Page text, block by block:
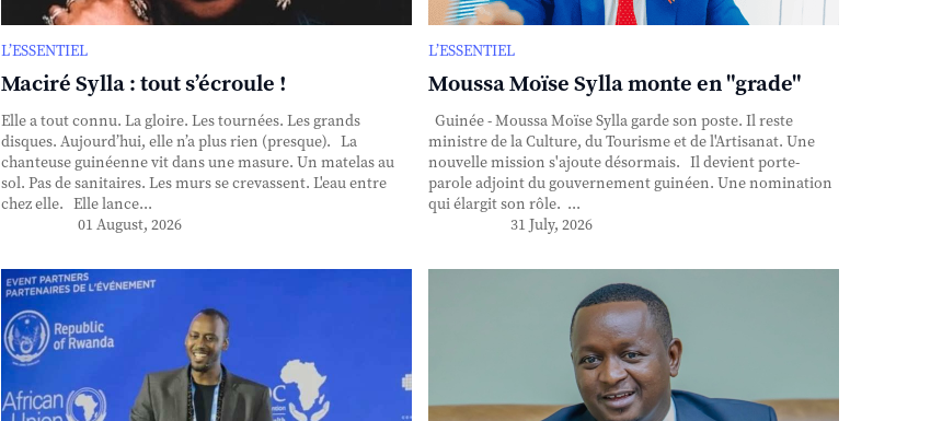
L’ESSENTIEL
Maciré Sylla : tout s’écroule !
Elle a tout connu. La gloire. Les tournées. Les grands
disques. Aujourd’hui, elle n’a plus rien (presque). La
chanteuse guinéenne vit dans une masure. Un matelas au
sol. Pas de sanitaires. Les murs se crevassent. L'eau entre
chez elle. Elle lance...
01 August, 2026
L’ESSENTIEL
Moussa Moïse Sylla monte en "grade"
Guinée - Moussa Moïse Sylla garde son poste. Il reste
ministre de la Culture, du Tourisme et de l'Artisanat. Une
nouvelle mission s'ajoute désormais. Il devient porte-
parole adjoint du gouvernement guinéen. Une nomination
qui élargit son rôle. ...
31 July, 2026